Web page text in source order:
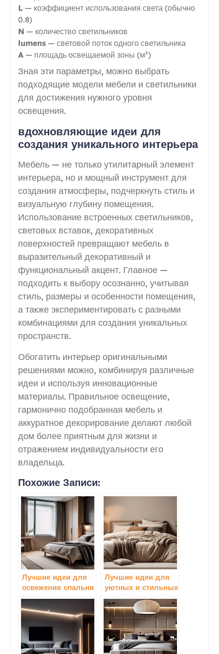
L — коэффициент использования света (обычно
0.8)
N — количество светильников
lumens— световой поток одного светильника
A— площадь освещаемой зоны (м²)
Зная эти параметры, можно выбрать
подходящие модели мебели и светильники
для достижения нужного уровня
освещения.
вдохновляющие идеи для
создания уникального интерьера
Мебель — не только утилитарный элемент
интерьера, но и мощный инструмент для
создания атмосферы, подчеркнуть стиль и
визуальную глубину помещения.
Использование встроенных светильников,
световых вставок, декоративных
поверхностей превращают мебель в
выразительный декоративный и
функциональный акцент. Главное —
подходить к выбору осознанно, учитывая
стиль, размеры и особенности помещения,
а также экспериментировать с разными
комбинациями для создания уникальных
пространств.
Обогатить интерьер оригинальными
решениями можно, комбинируя различные
идеи и используя инновационные
материалы. Правильное освещение,
гармонично подобранная мебель и
аккуратное декорирование делают любой
дом более приятным для жизни и
отражением индивидуальности его
владельца.
Похожие Записи:
Лучшие идеи для
освежения спальни
при помощи новой
мебели:
вдохновляющие
решения для
современного
интерьера
Лучшие идеи для
уютных и стильных
спальных зон в
квартирах:
вдохновляющие
решения для
идеального отдыха